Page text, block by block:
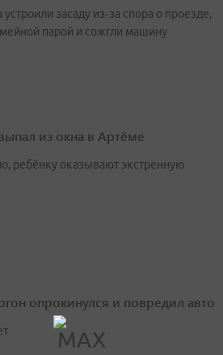
засаду из‑за спора о проезде,
парой и сожгли машину
из окна в Артёме
ребёнку оказывают экстренную
опрокинулся и повредил авто